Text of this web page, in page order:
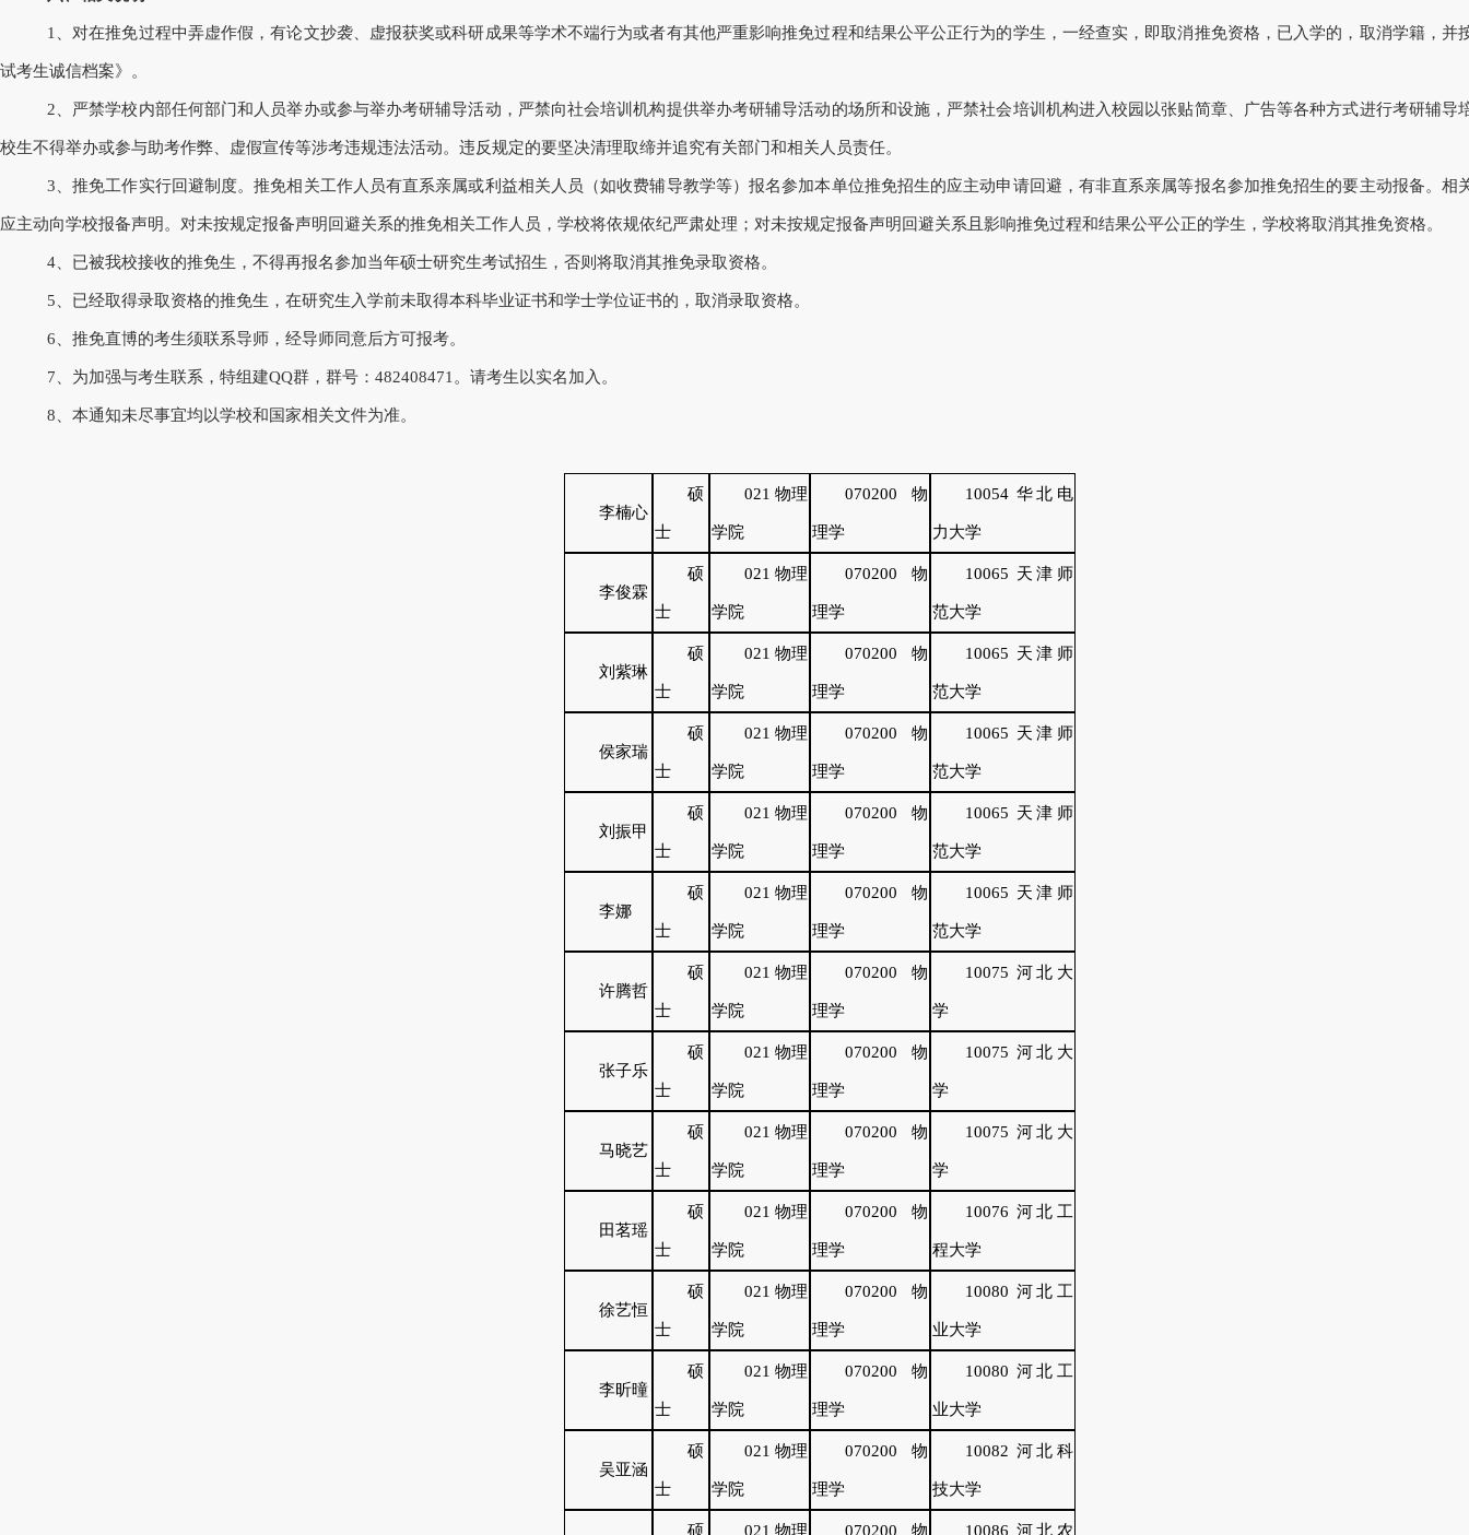
1、对在推免过程中弄虚作假，有论文抄袭、虚报获奖或科研成果等学术不端行为或者有其他严重影响推免过程和结果公平公正行为的学生，一经查实，即取消推免资格，已入学的，取消学籍，并
试考生诚信档案》。
2、严禁学校内部任何部门和人员举办或参与举办考研辅导活动，严禁向社会培训机构提供举办考研辅导活动的场所和设施，严禁社会培训机构进入校园以张贴简章、广告等各种方式进行考研辅导
校生不得举办或参与助考作弊、虚假宣传等涉考违规违法活动。违反规定的要坚决清理取缔并追究有关部门和相关人员责任。
3、推免工作实行回避制度。推免相关工作人员有直系亲属或利益相关人员（如收费辅导教学等）报名参加本单位推免招生的应主动申请回避，有非直系亲属等报名参加推免招生的要主动报备。相
应主动向学校报备声明。对未按规定报备声明回避关系的推免相关工作人员，学校将依规依纪严肃处理；对未按规定报备声明回避关系且影响推免过程和结果公平公正的学生，学校将取消其推免资格。
4、已被我校接收的推免生，不得再报名参加当年硕士研究生考试招生，否则将取消其推免录取资格。
5、已经取得录取资格的推免生，在研究生入学前未取得本科毕业证书和学士学位证书的，取消录取资格。
6、推免直博的考生须联系导师，经导师同意后方可报考。
7、为加强与考生联系，特组建QQ群，群号：482408471。 请考生以实名加入。
8、本通知未尽事宜均以学校和国家相关文件为准。
李楠心
硕
士
021 物理
学院
070200 物
理学
10054 华北电
力大学
李俊霖
硕
士
021 物理
学院
070200 物
理学
10065 天津师
范大学
刘紫琳
硕
士
021 物理
学院
070200 物
理学
10065 天津师
范大学
侯家瑞
硕
士
021 物理
学院
070200 物
理学
10065 天津师
范大学
刘振甲
硕
士
021 物理
学院
070200 物
理学
10065 天津师
范大学
李娜
硕
士
021 物理
学院
070200 物
理学
10065 天津师
范大学
许腾哲
硕
士
021 物理
学院
070200 物
理学
10075 河北大
学
张子乐
硕
士
021 物理
学院
070200 物
理学
10075 河北大
学
马晓艺
硕
士
021 物理
学院
070200 物
理学
10075 河北大
学
田茗瑶
硕
士
021 物理
学院
070200 物
理学
10076 河北工
程大学
徐艺恒
硕
士
021 物理
学院
070200 物
理学
10080 河北工
业大学
李昕曈
硕
士
021 物理
学院
070200 物
理学
10080 河北工
业大学
吴亚涵
硕
士
021 物理
学院
070200 物
理学
10082 河北科
技大学
硕 021 物理 070200 物 10086 河北农